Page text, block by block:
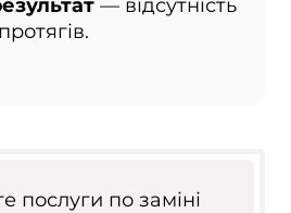
— відсутність
послуги по заміні